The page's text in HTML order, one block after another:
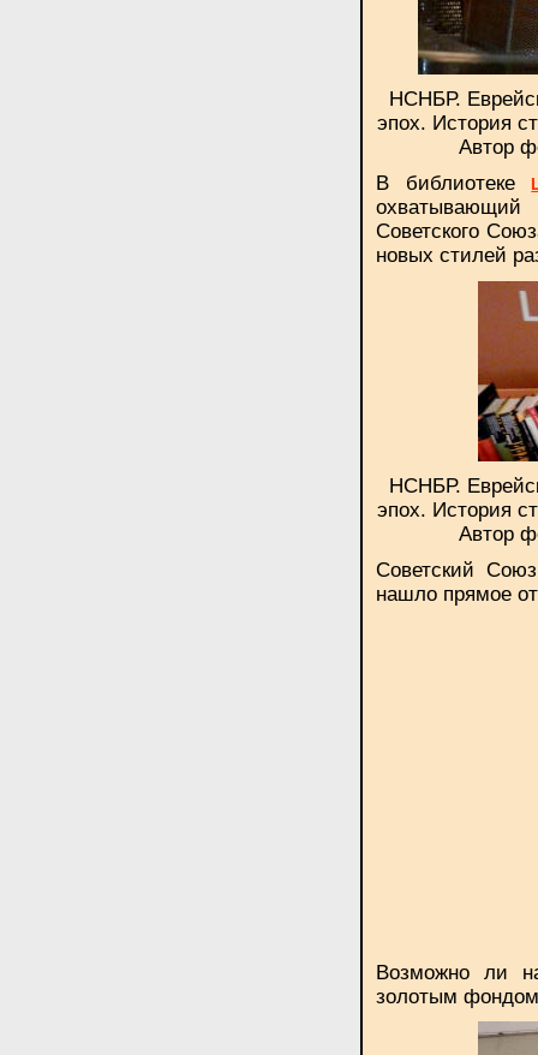
НСНБР.
эпох. История
Автор
В библиотеке
Советского
новых стилей
НСНБР.
эпох. История
Автор
Советский
нашло прямое
Возможно ли
золотым фондом